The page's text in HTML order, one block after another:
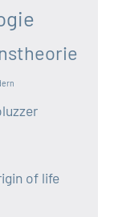
of life